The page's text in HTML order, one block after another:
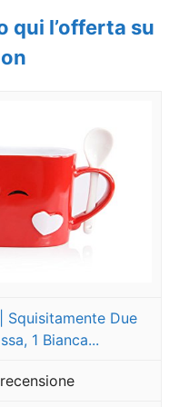
qui l’offerta su
Squisitamente Due
1 Bianca...